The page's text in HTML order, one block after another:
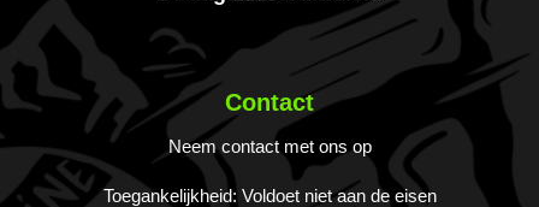
Contact
Neem contact met ons op
Toegankelijkheid: Voldoet niet aan de eisen